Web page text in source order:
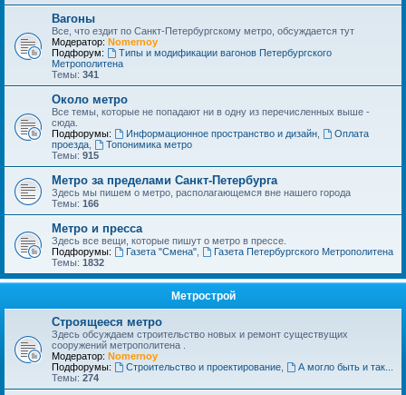
Вагоны
Все, что ездит по Санкт-Петербургскому метро, обсуждается тут
Модератор: Nomernoy
Подфорум:
Типы и модификации вагонов Петербургского
Метрополитена
Темы: 341
Около метро
Все темы, которые не попадают ни в одну из перечисленных выше -
сюда.
Подфорумы:
Информационное пространство и дизайн,
Оплата
проезда
Топонимика метро
Темы: 915
Метро за пределами Санкт-Петербурга
Здесь мы пишем о метро, располагающемся вне нашего города
Темы: 166
Метро и пресса
Здесь все вещи, которые пишут о метро в прессе.
Подфорумы:
Газета "Смена",
Газета Петербургского Метрополитена
Темы: 1832
Метрострой
Строящееся метро
Здесь обсуждаем строительство новых и ремонт существущих
сооружений метрополитена .
Модератор: Nomernoy
Подфорумы:
Строительство и проектирование,
А могло быть и так...
Темы: 274